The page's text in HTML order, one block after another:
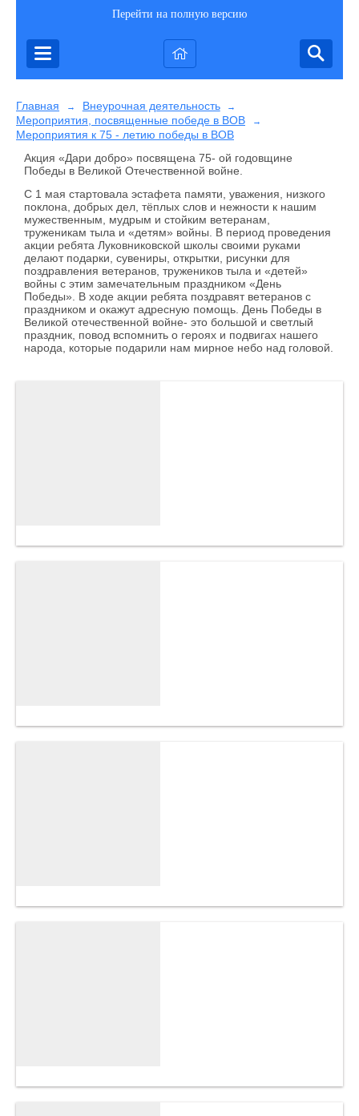
Перейти на полную версию
Главная → Внеурочная деятельность →
Мероприятия, посвященные победе в ВОВ →
Мероприятия к 75 - летию победы в ВОВ
Акция «Дари добро» посвящена 75- ой годовщине
Победы в Великой Отечественной войне.
С 1 мая стартовала эстафета памяти, уважения, низкого
поклона, добрых дел, тёплых слов и нежности к нашим
мужественным, мудрым и стойким ветеранам,
труженикам тыла и «детям» войны. В период проведения
акции ребята Луковниковской школы своими руками
делают подарки, сувениры, открытки, рисунки для
поздравления ветеранов, тружеников тыла и «детей»
войны с этим замечательным праздником «День
Победы». В ходе акции ребята поздравят ветеранов с
праздником и окажут адресную помощь. День Победы в
Великой отечественной войне- это большой и светлый
праздник, повод вспомнить о героях и подвигах нашего
народа, которые подарили нам мирное небо над головой.